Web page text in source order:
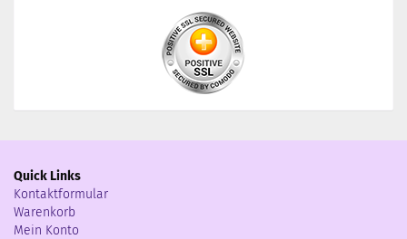
Quick Links
Kontaktformular
Warenkorb
Mein Konto